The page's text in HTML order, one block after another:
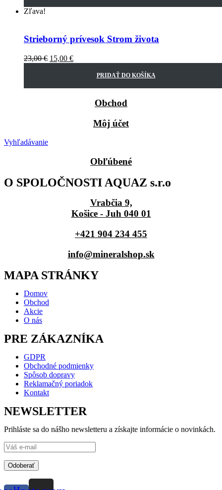
Zľava!
Strieborný prívesok Strom života
23,00€ 15,00 €
PRIDAŤ DO KOŠÍKA
Obchod
Môj účet
Vyhľadávanie
Obľúbené
O SPOLOČNOSTI AQUAZ s.r.o
Vrabčia 9,
Košice - Juh 040 01
+421 904 234 455
info@mineralshop.sk
MAPA STRÁNKY
Domov
Obchod
Akcie
O nás
PRE ZÁKAZNÍKA
GDPR
Obchodné podmienky
Spôsob dopravy
Reklamačný poriadok
Kontakt
NEWSLETTER
Prihláste sa do nášho newsletteru a získajte informácie o novinkách.
Odoberať